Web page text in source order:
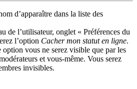
d’apparaître dans la liste des
de l’utilisateur, onglet « Préférences du
l’option Cacher mon statut en ligne.
option vous ne serez visible que par les
et vous-même. Vous serez
invisibles.